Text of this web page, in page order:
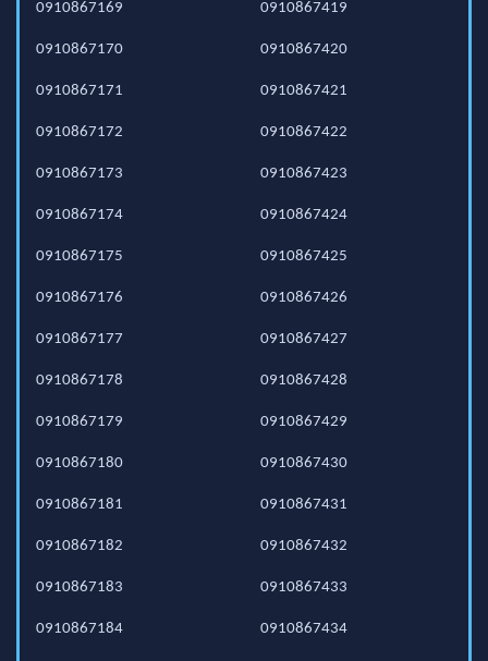
0910867169
0910867170
0910867171
0910867172
0910867173
0910867174
0910867175
0910867176
0910867177
0910867178
0910867179
0910867180
0910867181
0910867182
0910867183
0910867184
0910867419
0910867420
0910867421
0910867422
0910867423
0910867424
0910867425
0910867426
0910867427
0910867428
0910867429
0910867430
0910867431
0910867432
0910867433
0910867434